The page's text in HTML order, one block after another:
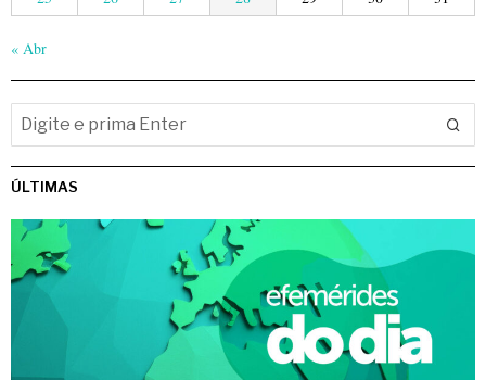
« Abr
ÚLTIMAS